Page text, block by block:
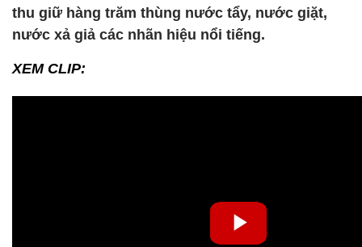
thu giữ hàng trăm thùng nước tẩy, nước giặt,
nước xả giả các nhãn hiệu nổi tiếng.
XEM CLIP: